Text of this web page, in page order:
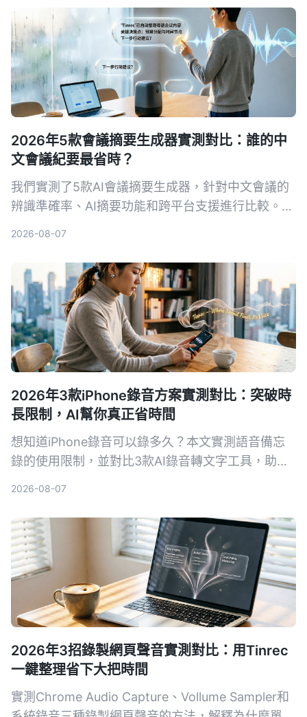
2026年5款會議摘要生成器實測對比：誰的中
文會議紀要最省時？
我們實測了5款AI會議摘要生成器，針對中文會議的
辨識準確率、AI摘要功能和跨平台支援進行比較。
2026-08-07
2026年3款iPhone錄音方案實測對比：突破時
長限制，AI幫你真正省時間
想知道iPhone錄音可以錄多久？本文實測語音備忘
錄的使用限制，並對比3款AI錄音轉文字工具，助你
2026-08-07
2026年3招錄製網頁聲音實測對比：用Tinrec
一鍵整理省下大把時間
實測Chrome Audio Capture、Vollume Sampler和